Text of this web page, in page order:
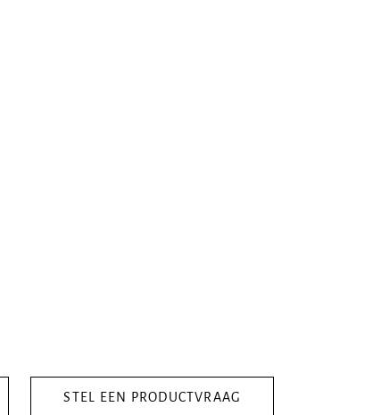
STEL EEN PRODUCTVRAAG